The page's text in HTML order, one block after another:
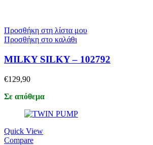
Προσθήκη στη λίστα μου
Προσθήκη στο καλάθι
MILKY SILKY – 102792
€129,90
Σε απόθεμα
Quick View
Compare